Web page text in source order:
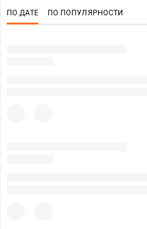
ПО ДАТЕ ПО ПОПУЛЯРНОСТИ